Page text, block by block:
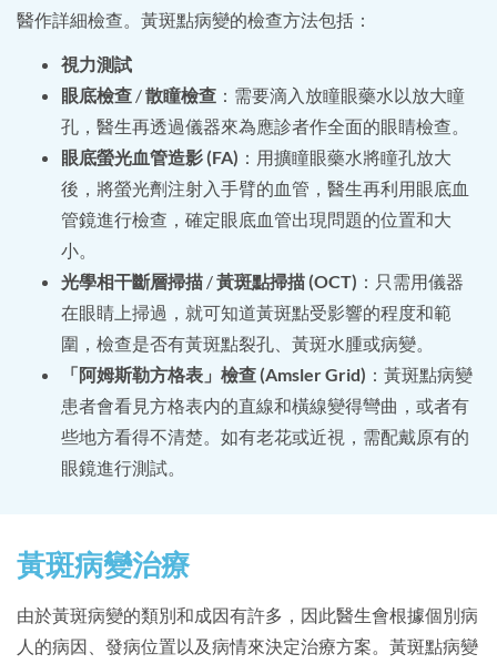
醫作詳細檢查。黃斑點病變的檢查方法包括：
視力測試
眼底檢查 /散瞳檢查 ：需要滴入放瞳眼藥水以放大瞳
孔，醫生再透過儀器來為應診者作全面的眼睛檢查。
眼底螢光血管造影 (FA) ：用擴瞳眼藥水將瞳孔放大
後，將螢光劑注射入手臂的血管，醫生再利用眼底血
管鏡進行檢查，確定眼底血管出現問題的位置和大
小。
光學相干斷層掃描 /黃斑點掃描 (OCT) ：只需用儀器
在眼睛上掃過，就可知道黃斑點受影響的程度和範
圍，檢查是否有黃斑點裂孔、黃斑水腫或病變。
「阿姆斯勒方格表」檢查 (Amsler Grid) ：黃斑點病變
患者會看見方格表内的直線和橫線變得彎曲，或者有
些地方看得不清楚。如有老花或近視，需配戴原有的
眼鏡進行測試。
黃斑病變治療
由於黃斑病變的類別和成因有許多，因此醫生會根據個別病
人的病因、發病位置以及病情來決定治療方案。黃斑點病變